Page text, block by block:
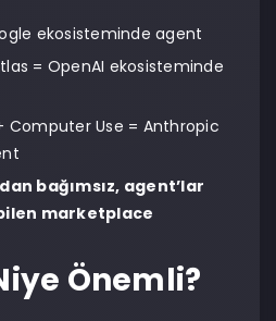
ekosisteminde agent
= OpenAI ekosisteminde
Computer Use = Anthropic
bağımsız, agent’lar
marketplace
Önemli?